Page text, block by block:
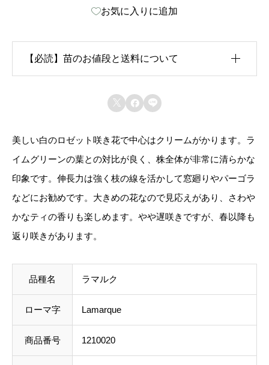
-
r
u
e
個
お気に入りに追加
【必読】苗のお値段と送料について
生育状況が各苗、また季節ごとに異なるため、苗のお
での表示となっております。
また、送料につきましては、苗の種類、生育形態、生
育状況、本数などによって大きく変動するため、カー
ト上では未記載となっております。
ご注文後にお送りする「ご注文確定メール」にて、送
料を含めて調整した金額をお知らせいたします。送料
ルを承っております。
事前のお見積もりがご希望の場合は「お問い合わせフ
ォーム」よりご連絡をお願いいたします。
  
美しい白のロゼット咲き花で中心はクリームがかります。ラ
イムグリーンの葉との対比が良く、株全体が非常に清らかな
印象です。伸長力は強く枝の線を活かして窓廻りやパーゴラ
などにお勧めです。大きめの花なので見応えがあり、さわや
かなティの香りも楽しめます。やや遅咲きですが、春以降も
返り咲きがあります。
品種名 ラマルク
ローマ字 Lamarque
商品番号 1210020